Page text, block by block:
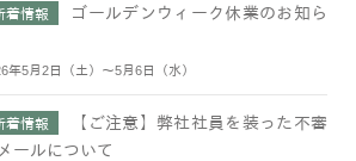
着情報
ゴールデンウィーク休業のお知ら
年5月2日（土）～5月6日（水）
着情報
【ご注意】弊社社員を装った不審
ールについて